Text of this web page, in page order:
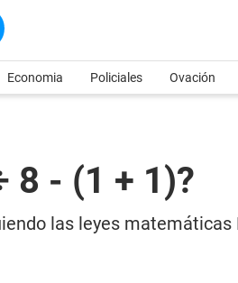
Economia Policiales Ovación
8 - (1 + 1)?
las leyes matemáticas